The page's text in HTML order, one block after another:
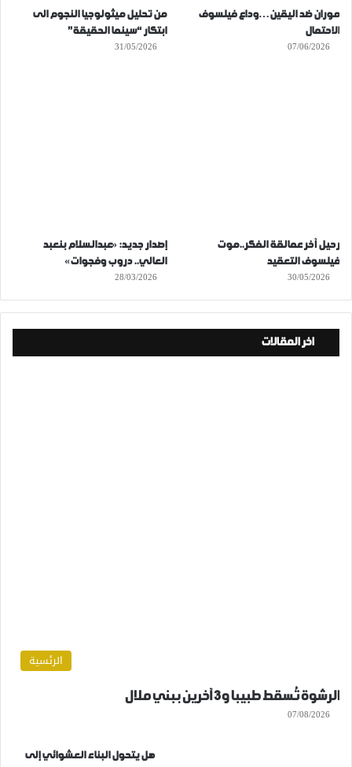
موران ضد اليقين…وداع فيلسوف
الاحتمال
07/06/2026
من تحليل ميثولوجيا النجوم الى
ابتكار “سينما الحقيقة”
31/05/2026
رحيل آخر عمالقة الفكر..موت
فيلسوف التعقيد
30/05/2026
إصدار جديد: «عبدالسلام بنعبد
العالي.. دروب وفجوات»
28/03/2026
اخر المقالات
الرئسية
الرشوة تُسقط طبيبا و3 آخرين ببني ملال
07/08/2026
هل يتحول البناء العشوائي إلى